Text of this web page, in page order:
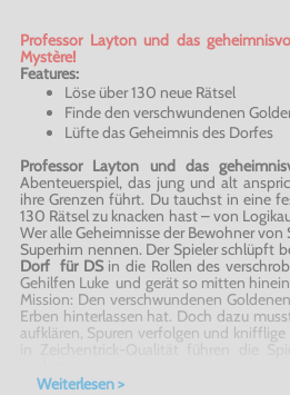
Professor Laytonund das
Mystère!
Features:
Löse über 130 neue Rätsel
Finde den verschwundenen
Lüfte das Geheimnis des Dorfes
Professor Layton und das
Abenteuerspiel, das jung und alt
ihre Grenzen führt. Du tauchst in eine
130 Rätsel zu knacken hast – von
Wer alle Geheimnisse der Bewohner von
Superhirn nennen. Der Spieler schlüpft
Dorf für DSin die Rollen des
Gehilfen Luke und gerät so mitten
Mission: Den verschwundenen
Erben hinterlassen hat. Doch dazu
aufklären, Spuren verfolgen und
Ein geheimnisvolles Dorf voller Rätsel,
Weiterlesen >